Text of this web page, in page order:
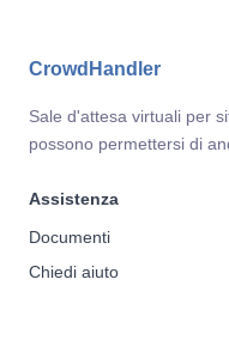
CrowdHandler
Sale d'attesa virtuali per
possono permettersi di
Assistenza
Documenti
Chiedi aiuto